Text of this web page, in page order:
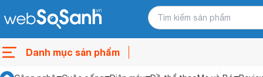
Danh mục sản phẩm